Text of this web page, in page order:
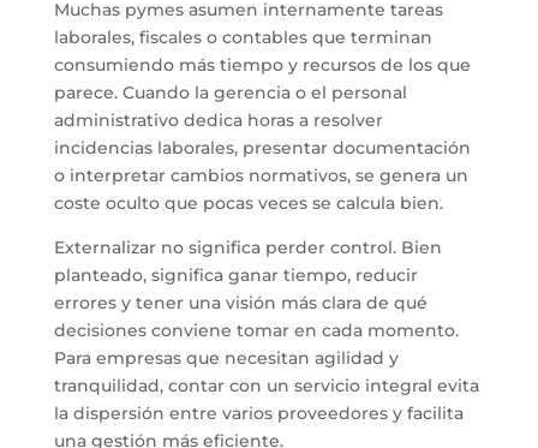
Muchas pymes asumen internamente tareas
laborales, fiscales o contables que terminan
consumiendo más tiempo y recursos de los que
parece. Cuando la gerencia o el personal
administrativo dedica horas a resolver
incidencias laborales, presentar documentación
o interpretar cambios normativos, se genera un
coste oculto que pocas veces se calcula bien.
Externalizar no significa perder control. Bien
planteado, significa ganar tiempo, reducir
errores y tener una visión más clara de qué
decisiones conviene tomar en cada momento.
Para empresas que necesitan agilidad y
tranquilidad, contar con un servicio integral evita
la dispersión entre varios proveedores y facilita
una gestión más eficiente.